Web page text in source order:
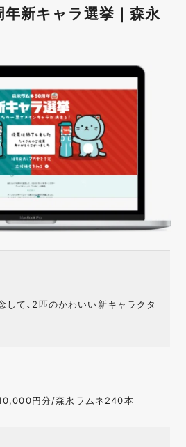
新キャラ選挙｜森永
て、2匹のかわいい新キャラクタ
円分/森永ラムネ240本